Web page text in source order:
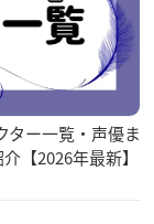
ター一覧・声優ま
【2026年最新】